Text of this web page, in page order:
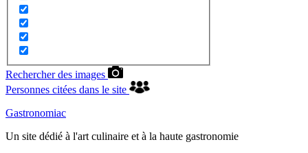
Rechercher des images
Personnes citées dans le site
Gastronomiac
Un site dédié à l'art culinaire et à la haute gastronomie